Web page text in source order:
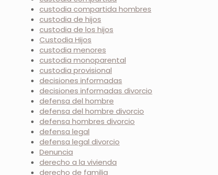
custodia compartida hombres
custodia de hijos
custodia de los hijos
Custodia Hijos
custodia menores
custodia monoparental
custodia provisional
decisiones informadas
decisiones informadas divorcio
defensa del hombre
defensa del hombre divorcio
defensa hombres divorcio
defensa legal
defensa legal divorcio
Denuncia
derecho a la vivienda
derecho de familia